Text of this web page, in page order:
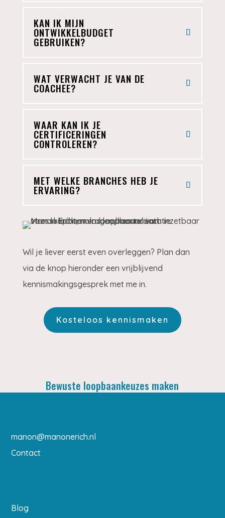
KAN IK MIJN
ONTWIKKELBUDGET
GEBRUIKEN?
WAT VERWACHT JE VAN DE
COACHEE?
WAAR KAN IK JE
CERTIFICERINGEN
CONTROLEREN?
MET WELKE BRANCHES HEB JE
ERVARING?
Wil je liever eerst even overleggen? Plan dan
via de knop hieronder een vrijblijvend
kennismakingsgesprek met me in.
Kosteloos kennismaken
Bewuste loopbaankeuzes maken
manon@manonerich.nl
Contact
Blog